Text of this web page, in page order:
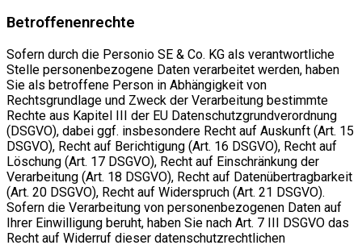
Betroffenenrechte
Sofern durch die Personio SE & Co. KG als verantwortliche
Stelle personenbezogene Daten verarbeitet werden, haben
Sie als betroffene Person in Abhängigkeit von
Rechtsgrundlage und Zweck der Verarbeitung bestimmte
Rechte aus Kapitel III der EU Datenschutzgrundverordnung
(DSGVO), dabei ggf. insbesondere Recht auf Auskunft (Art. 15
DSGVO), Recht auf Berichtigung (Art. 16 DSGVO), Recht auf
Löschung (Art. 17 DSGVO), Recht auf Einschränkung der
Verarbeitung (Art. 18 DSGVO), Recht auf Datenübertragbarkeit
(Art. 20 DSGVO), Recht auf Widerspruch (Art. 21 DSGVO).
Sofern die Verarbeitung von personenbezogenen Daten auf
Ihrer Einwilligung beruht, haben Sie nach Art. 7 III DSGVO das
Recht auf Widerruf dieser datenschutzrechtlichen